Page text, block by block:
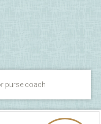
purse coach